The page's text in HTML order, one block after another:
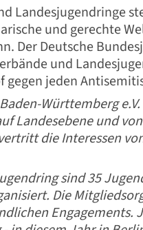
Landesjugendringe
und gerechte
Der Deutsche
und
gegen jeden
Württemberg
Landesebene und
die Interessen
sind 35
Die
Engagements.